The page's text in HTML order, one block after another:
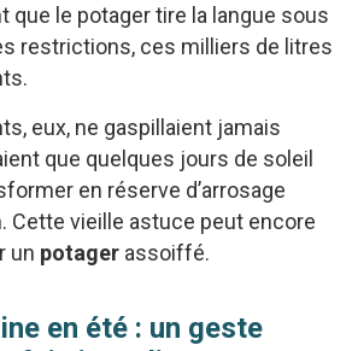
que le potager tire la langue sous
restrictions, ces milliers de litres
eux, ne gaspillaient jamais
que quelques jours de soleil
en réserve d’arrosage
Cette vieille astuce peut encore
un potager assoiffé.
en été : un geste